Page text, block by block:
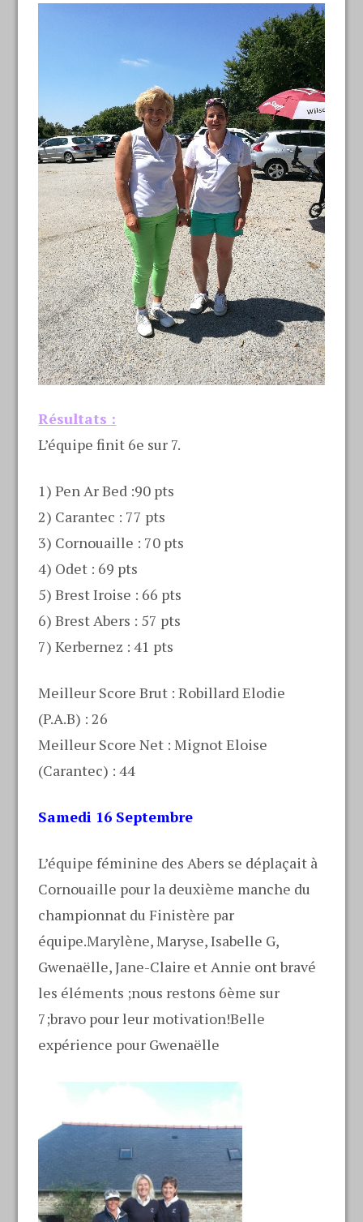
Résultats :
L’équipe finit 6e sur 7.
1) Pen Ar Bed :90 pts
2) Carantec : 77 pts
3) Cornouaille : 70 pts
4) Odet : 69 pts
5) Brest Iroise : 66 pts
6) Brest Abers : 57 pts
7) Kerbernez : 41 pts
Meilleur Score Brut : Robillard Elodie
(P.A.B) : 26
Meilleur Score Net : Mignot Eloise
(Carantec) : 44
Samedi 16 Septembre
L’équipe féminine des Abers se déplaçait à
Cornouaille pour la deuxième manche du
championnat du Finistère par
équipe.Marylène, Maryse, Isabelle G,
Gwenaëlle, Jane-Claire et Annie ont bravé
les éléments ;nous restons 6ème sur
7;bravo pour leur motivation!Belle
expérience pour Gwenaëlle